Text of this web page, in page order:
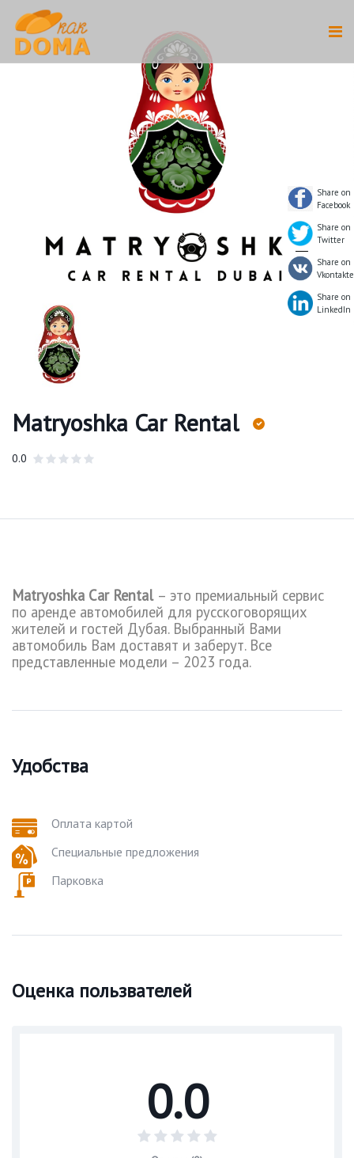
Matryoshka Car Rental
0.0
Matryoshka Car Rental – это премиальный сервис
по аренде автомобилей для русскоговорящих
жителей и гостей Дубая. Выбранный Вами
автомобиль Вам доставят и заберут. Все
представленные модели – 2023 года.
Удобства
Оплата картой
Специальные предложения
Парковка
Оценка пользвателей
0.0
Share on
Facebook
Share on
Twitter
Share on
Vkontakte
Share on
LinkedIn